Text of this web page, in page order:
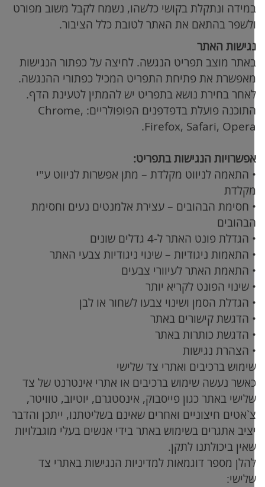
ונתקלת בקושי כלשהו, נשמח לקבל משוב מפורט
בהתאם את האתר לטובת כלל הציבור.
האתר
מוצב תפריט הנגשה. לחיצה על כפתור הנגישות
את פתיחת התפריט המכיל כפתורי ההנגשה.
בחירת נושא בתפריט יש להמתין לטעינת הדף.
פועלת בדפדפנים הפופולריים:Chrome,
Firefox, Safari,
.
הנגישות בתפריט:
התאמה לניווט מקלדת – מתן אפשרות לניווט ע"י
חסימת הבהובים – עצירת אלמנטים נעים וחסימת
הגדלת פונט האתר ל-4 גדלים שונים
התאמות ניגודיות – שינוי ניגודיות צבעי האתר
התאמת האתר לעיוורי צבעים
שינוי הפונט לקריא יותר
הגדלת הסמן ושינוי צבעו לשחור או לבן
הדגשת קישורים באתר
הדגשת כותרות באתר
הצהרת נגישות
ברכיבים ואתרי צד שלישי
נעשה שימוש ברכיבים או אתרי אינטרנט של צד
באתר כגון פייסבוק, אינסטגרם, יוטיוב, טוויטר,
חיצוניים ואחרים שאינם בשליטתנו, ייתכן והדבר
אתגרים בשימוש באתר בידי אנשים בעלי מוגבלויות
ביכולתנו לתקן.
מספר דוגמאות למדיניות הנגישות באתרי צד